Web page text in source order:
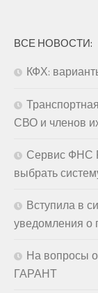
ВСЕ НОВОСТИ:
КФХ:
СВО и членов
Сервис ФНС
выбрать
Вступила в
уведомления
На вопросы
ГАРАНТ